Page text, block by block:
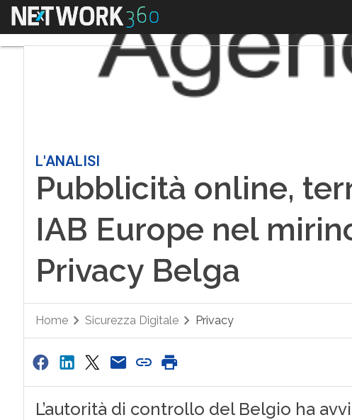
Menu
L'ANALISI
Pubblicità online,
IAB Europe nel
Privacy Belga
Home Sicurezza Digitale Privacy
L’autorità di controllo del Belgio ha